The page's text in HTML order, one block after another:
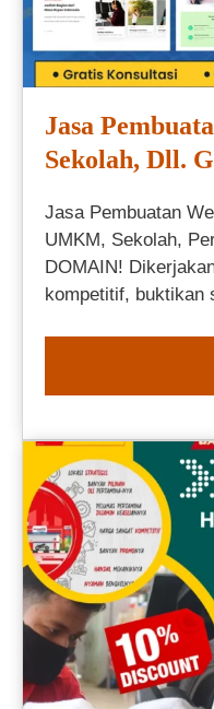
Jasa
Sekolah, Dll.
Jasa Pembuatan
UMKM, Sekolah,
DOMAIN!
kompetitif, buktikan